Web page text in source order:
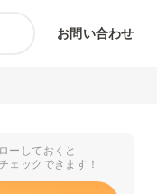
お問い合わせ
ーしておくと
ェックできます！